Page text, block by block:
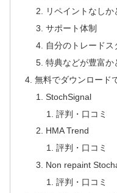
リペイントなしか
サポート体制
自分のトレード
特典などが豊富か
無料でダウンロード
StochSignal
評判・口コミ
HMA Trend
評判・口コミ
Non repaint
評判・口コミ